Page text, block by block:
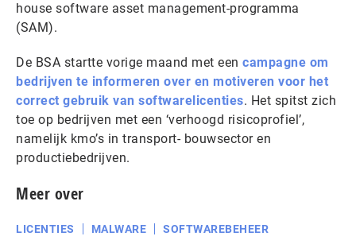
house software asset management-programma
(SAM).
De BSA startte vorige maand met een campagne om
bedrijven te informeren over en motiveren voor het
correct gebruik van softwarelicenties. Het spitst zich
toe op bedrijven met een ‘verhoogd risicoprofiel’,
namelijk kmo’s in transport- bouwsector en
productiebedrijven.
Meer over
LICENTIES MALWARE SOFTWAREBEHEER